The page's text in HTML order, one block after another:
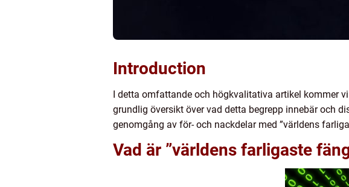
Introduction
I detta omfattande och högkvalitativa artikel kommer
grundlig översikt över vad detta begrepp innebär och
genomgång av för- och nackdelar med ”världens
Vad är ”världens farligaste